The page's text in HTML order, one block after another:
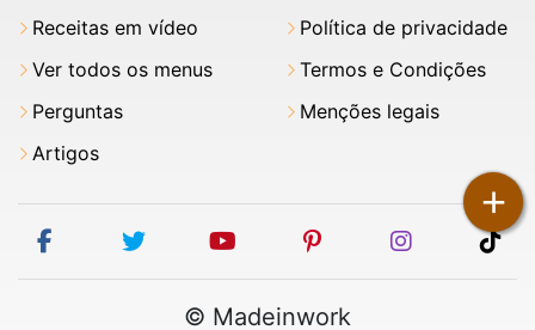
+
Receitas em vídeo
Ver todos os menus
Perguntas
Artigos
Política de privacidade
Termos e Condições
Menções legais
facebooktwitter youtubepinterestinstagram
© Madeinwork